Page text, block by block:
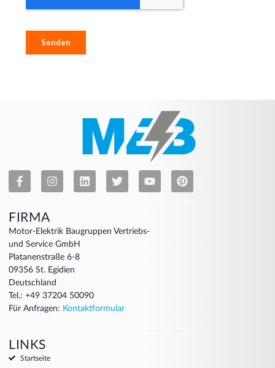
FIRMA
Motor-Elektrik Baugruppen Vertriebs-
und Service GmbH
Platanenstraße 6-8
09356 St. Egidien
Deutschland
Tel.: +49 37204 50090
Für Anfragen: Kontaktformular
LINKS
Startseite